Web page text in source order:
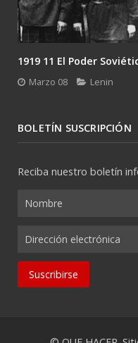
Gramsci y el desafío
Enero 26 Lenin
BOLETÍN SUSCRIPCIÓN
Reciba nuestro boletín